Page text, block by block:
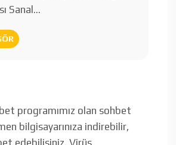
Sanal…
programımız olan sohbet
bilgisayarınıza indirebilir,
edebilisiniz. Virüs